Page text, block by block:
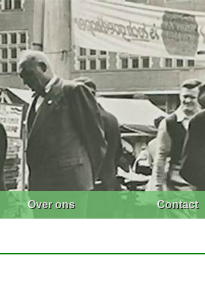
Over ons Contact